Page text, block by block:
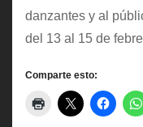
danzantes y al
del 13 al 15 de
Comparte esto: